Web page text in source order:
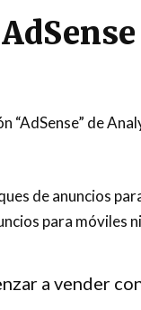
“AdSense” de
de anuncios
para móviles
a vender